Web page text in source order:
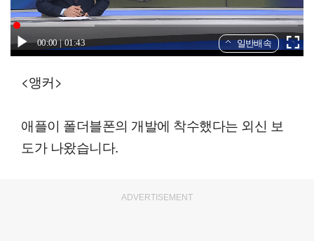
00:00 01:43 일반배속
<앵커>
애플이 폴더블폰의 개발에 착수했다는 외신 보
도가 나왔습니다.
ADVERTISEMENT